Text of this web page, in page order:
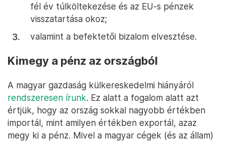
fél év túlköltekezése és az EU-s pénzek
visszatartása okoz;
valamint a befektetői bizalom elvesztése.
Kimegy a pénz az országból
A magyar gazdaság külkereskedelmi hiányáról
rendszeresen írunk. Ez alatt a fogalom alatt azt
értjük, hogy az ország sokkal nagyobb értékben
importál, mint amilyen értékben exportál, azaz
megy ki a pénz. Mivel a magyar cégek (és az állam)